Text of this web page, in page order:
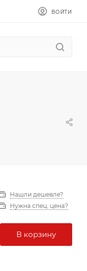
ВОЙТИ
Нашли дешевле?
Нужна спец. цена?
В корзину